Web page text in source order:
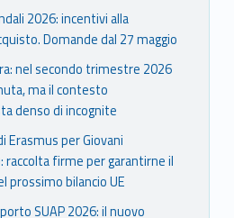
2026: incentivi alla
Domande dal 27 maggio
nel secondo trimestre 2026
ma il contesto
denso di incognite
Erasmus per Giovani
raccolta firme per garantirne il
prossimo bilancio UE
SUAP 2026: il nuovo